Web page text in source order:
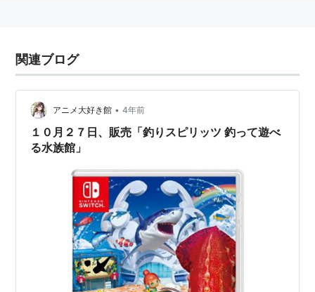
関連ブログ
アニメ大好き館 • 4年前
１０月２７日、販売「釣りスピリッツ 釣って遊べ
る水族館」